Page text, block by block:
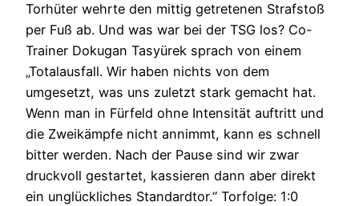
Torhüter wehrte den mittig getretenen Strafstoß
per Fuß ab. Und was war bei der TSG los? Co-
Trainer Dokugan Tasyürek sprach von einem
„Totalausfall. Wir haben nichts von dem
umgesetzt, was uns zuletzt stark gemacht hat.
Wenn man in Fürfeld ohne Intensität auftritt und
die Zweikämpfe nicht annimmt, kann es schnell
bitter werden. Nach der Pause sind wir zwar
druckvoll gestartet, kassieren dann aber direkt
ein unglückliches Standardtor.“ Torfolge: 1:0